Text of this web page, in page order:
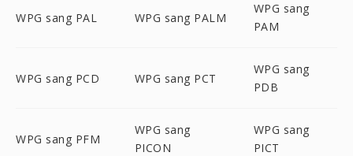
WPG sang PAL WPG sang PALM
WPG sang
PAM
WPG sang PCD WPG sang PCT
WPG sang
PDB
WPG sang PFM
WPG sang
PICON
WPG sang
PICT